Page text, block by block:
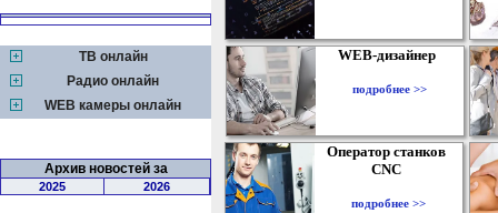
ТВ онлайн
Радио онлайн
WEB камеры онлайн
Архив новостей за
2025 2026
WEB-дизайнер
подробнее >>
Оператор станков
CNC
подробнее >>